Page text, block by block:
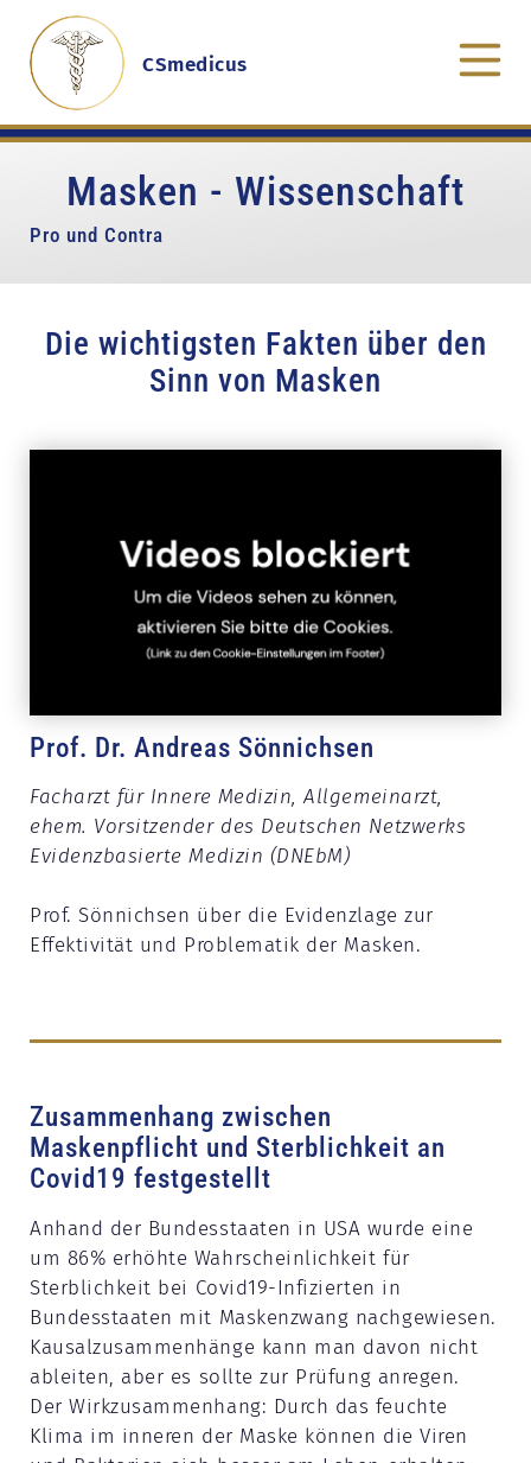
CSmedicus
Masken - Wissenschaft
Pro und Contra
Die wichtigsten Fakten über den
Sinn von Masken
Prof. Dr. Andreas Sönnichsen
Facharzt für Innere Medizin, Allgemeinarzt,
ehem. Vorsitzender des Deutschen Netzwerks
Evidenzbasierte Medizin (DNEbM)
Prof. Sönnichsen über die Evidenzlage zur
Effektivität und Problematik der Masken.
Zusammenhang zwischen
Maskenpflicht und Sterblichkeit an
Covid19 festgestellt
Anhand der Bundesstaaten in USA wurde eine
um 86% erhöhte Wahrscheinlichkeit für
Sterblichkeit bei Covid19-Infizierten in
Bundesstaaten mit Maskenzwang nachgewiesen.
Kausalzusammenhänge kann man davon nicht
ableiten, aber es sollte zur Prüfung anregen.
Der Wirkzusammenhang: Durch das feuchte
Klima im inneren der Maske können die Viren